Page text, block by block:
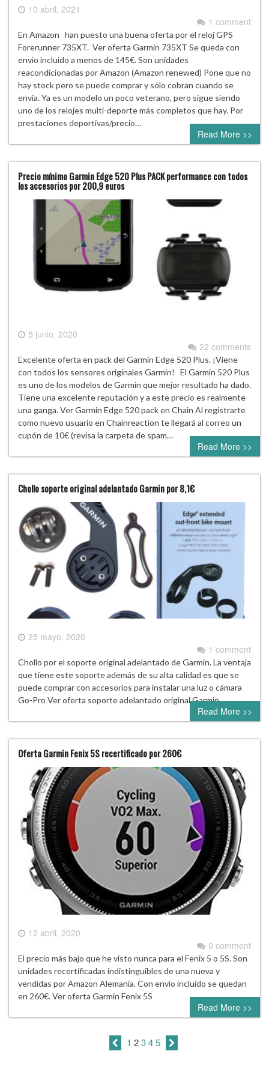
10 abril, 2021
1 comment
En Amazon han puesto una buena oferta por el reloj GPS
Forerunner 735XT. Ver oferta Garmin 735XT Se queda con
envio incluido a menos de 145€. Son unidades
reacondicionadas por Amazon (Amazon renewed) Pone que no
hay stock pero se puede comprar y sólo cobran cuando se
envia. Ya es un modelo un poco veterano, pero sigue siendo
uno de los relojes multi-deporte más completos que hay. Por
prestaciones deportivas/precio…
Read More >>
Precio mínimo Garmin Edge 520 Plus PACK performance con todos
los accesorios por 200,9 euros
5 junio, 2020
22 comments
Excelente oferta en pack del Garmin Edge 520 Plus. ¡Viene
con todos los sensores originales Garmin! El Garmin 520 Plus
es uno de los modelos de Garmin que mejor resultado ha dado.
Tiene una excelente reputación y a este precio es realmente
una ganga. Ver Garmin Edge 520 pack en Chain Al registrarte
como nuevo usuario en Chainreaction te llegará al correo un
cupón de 10€ (revisa la carpeta de spam…
Read More >>
Chollo soporte original adelantado Garmin por 8,1€
25 mayo, 2020
1 comment
Chollo por el soporte original adelantado de Garmin. La ventaja
que tiene este soporte además de su alta calidad es que se
puede comprar con accesorios para instalar una luz o cámara
Go-Pro Ver oferta soporte adelantado original Garmin
Read More >>
Oferta Garmin Fenix 5S recertificado por 260€
12 abril, 2020
0 comment
El precio más bajo que he visto nunca para el Fenix 5 o 5S. Son
unidades recertificadas indistinguibles de una nueva y
vendidas por Amazon Alemania. Con envío incluido se quedan
en 260€. Ver oferta Garmin Fenix 5S
Read More >>
1 2345